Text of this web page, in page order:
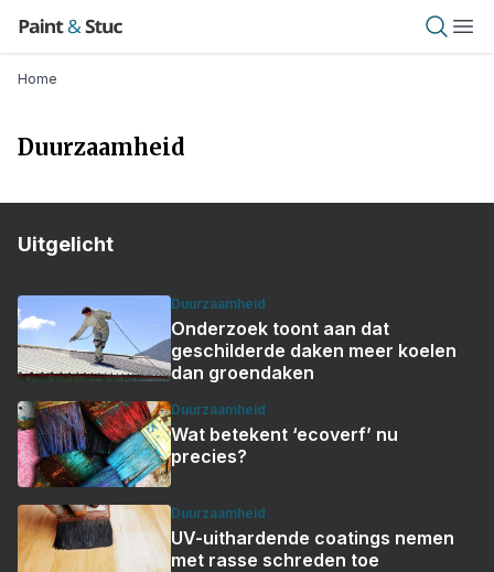
Overslaan
en
gaan
Paint & Stuc Open
Kruimelpad
Home
Duurzaamheid
Uitgelicht
Duurzaamheid
Onderzoek toont aan dat
geschilderde daken meer koelen
dan groendaken
Duurzaamheid
Wat betekent ‘ecoverf’ nu
precies?
Duurzaamheid
UV-uithardende coatings nemen
met rasse schreden toe